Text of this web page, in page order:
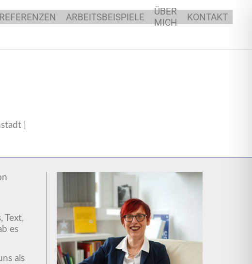
REFERENZEN ARBEITSBEISPIELE
ÜBER
MICH
KONTAKT
|
Text,
es
als